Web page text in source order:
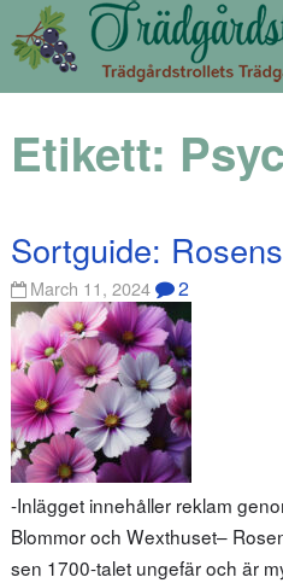
Etikett:
Sortguide:
March 11, 2024 2
-Inlägget innehåller reklam
Blommor och Wexthuset–
sen 1700-talet ungefär och är